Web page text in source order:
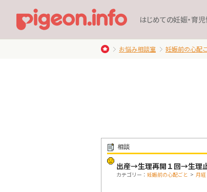
はじめての妊娠・育
お悩み相談室 妊娠前の心配
相談
出産→生理再開１回→生理
カテゴリー： 妊娠前の心配ごと > 月経